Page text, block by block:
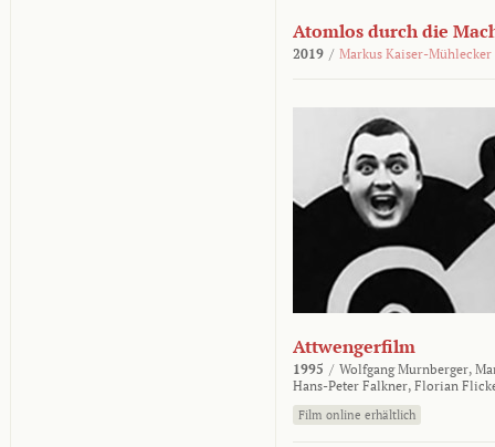
Atomlos durch die
2019 / Markus Kaiser-Mühlecker
Attwengerfilm
1995 / Wolfgang Murnberger,
Hans-Peter Falkner, Florian
Film online erhältlich